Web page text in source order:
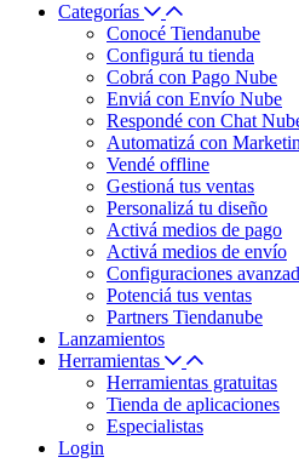
Categorías
Conocé Tiendanube
Configurá tu tienda
Cobrá con Pago Nube
Enviá con Envío Nube
Respondé con Chat
Automatizá con
Vendé offline
Gestioná tus ventas
Personalizá tu diseño
Activá medios de pago
Activá medios de envío
Configuraciones
Potenciá tus ventas
Partners Tiendanube
Lanzamientos
Herramientas
Herramientas gratuitas
Tienda de aplicaciones
Especialistas
Login